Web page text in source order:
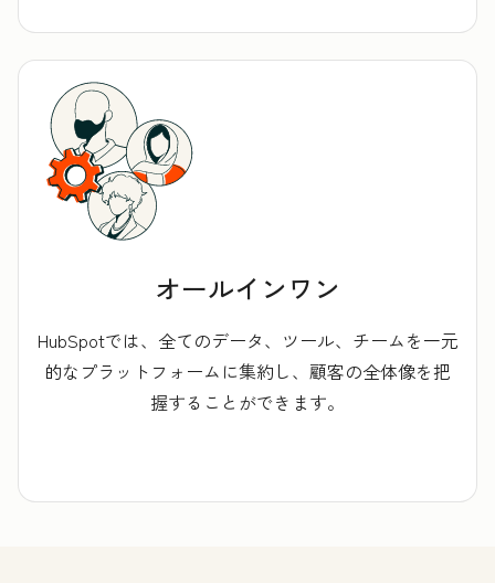
オールインワン
HubSpotでは、全てのデータ、ツール、チームを一元
的なプラットフォームに集約し、顧客の全体像を把
握することができます。